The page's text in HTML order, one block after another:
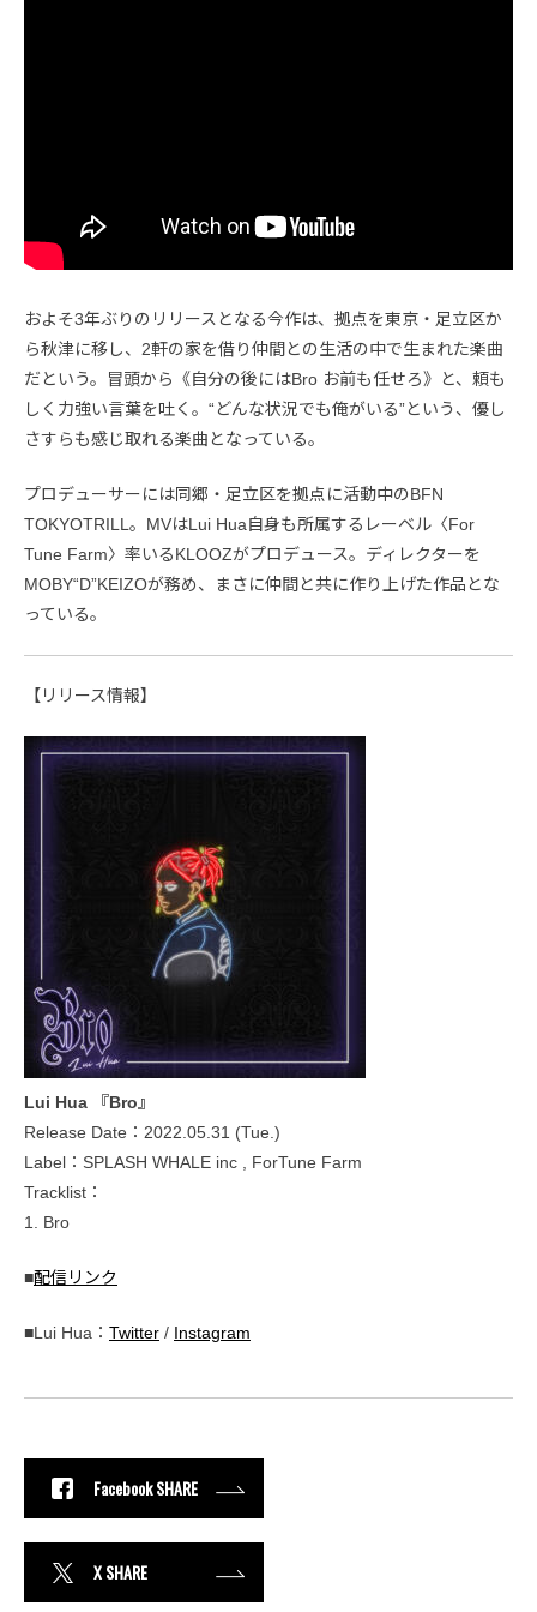
およそ3年ぶりのリリースとなる今作は、拠点を東京・足立区か
ら秋津に移し、2軒の家を借り仲間との生活の中で生まれた楽曲
だという。冒頭から《自分の後にはBro お前も任せろ》と、頼も
しく力強い言葉を吐く。“どんな状況でも俺がいる”という、優し
さすらも感じ取れる楽曲となっている。
プロデューサーには同郷・足立区を拠点に活動中のBFN
TOKYOTRILL。MVはLui Hua自身も所属するレーベル〈For
Tune Farm〉率いるKLOOZがプロデュース。ディレクターを
MOBY“D”KEIZOが務め、まさに仲間と共に作り上げた作品とな
っている。
【リリース情報】
Lui Hua 『Bro』
Release Date：2022.05.31 (Tue.)
Label：SPLASH WHALE inc , ForTune Farm
Tracklist：
1. Bro
■配信リンク
■Lui Hua： Twitter / Instagram
Facebook SHARE
X SHARE